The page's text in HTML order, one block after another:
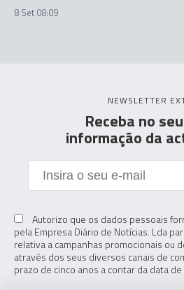
8 Set 08:09
NEWSLETTER
Receba no
informação da
Autorizo que os dados pessoais
pela Empresa Diário de Notícias. Lda
relativa a campanhas promocionais ou
através dos seus diversos canais de
prazo de cinco anos a contar da data